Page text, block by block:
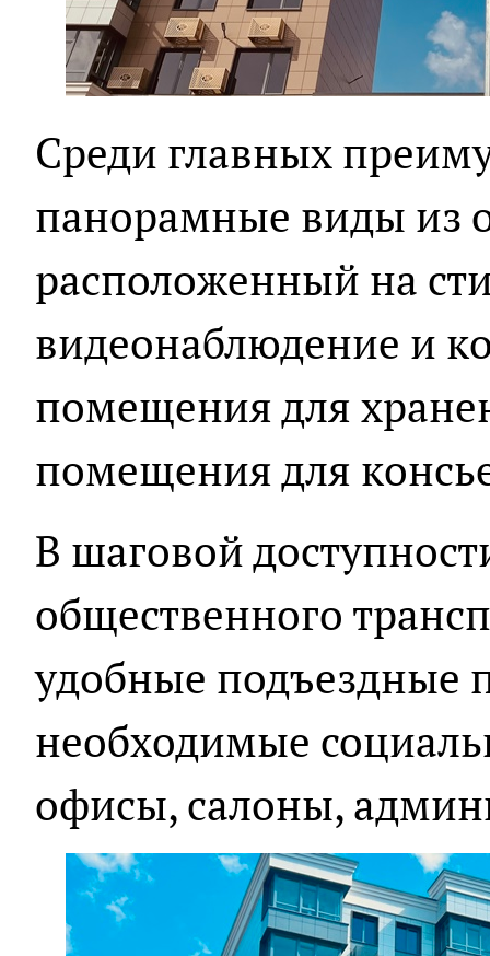
Среди главных
панорамные виды из
расположенный на
видеонаблюдение и
помещения для
помещения для
В шаговой
общественного
удобные подъездные
необходимые
офисы, салоны,